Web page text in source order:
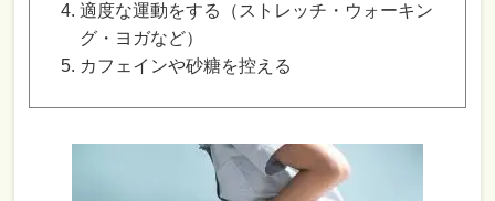
適度な運動をする（ストレッチ・ウォーキン
グ・ヨガなど）
カフェインや砂糖を控える